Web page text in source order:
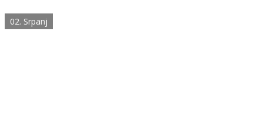
02. Srpanj